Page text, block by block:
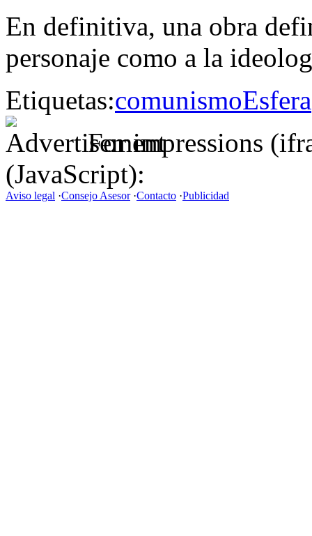
En definitiva, una obra
personaje como a la
Etiquetas:comunismoEsfera
For impressions
(JavaScript):
Aviso legal ·Consejo Asesor·Contacto ·Publicidad